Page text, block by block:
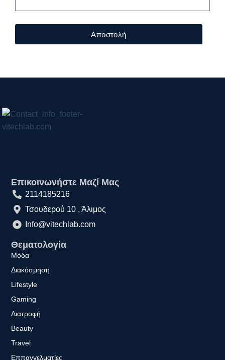
Αποστολή
Θεματολογία
Μόδα
Διακόσμηση
Lifestyle
Gaming
Διατροφή
Beauty
Travel
Εππαγγελματίες
Επικοινωνήστε Μαζί Μας
2114185216
Τσουδερού 10 , Άλιμος
Info@vitechlab.com